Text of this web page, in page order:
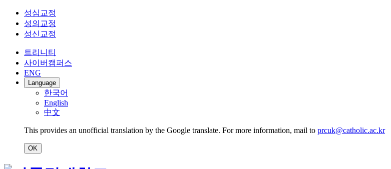
성심교정
성의교정
성신교정
트리니티
사이버캠퍼스
ENG
Language
한국어
English
中文
This provides an unofficial translation by the Google translate. For more information, mail to prcuk@catholic.ac.kr
OK